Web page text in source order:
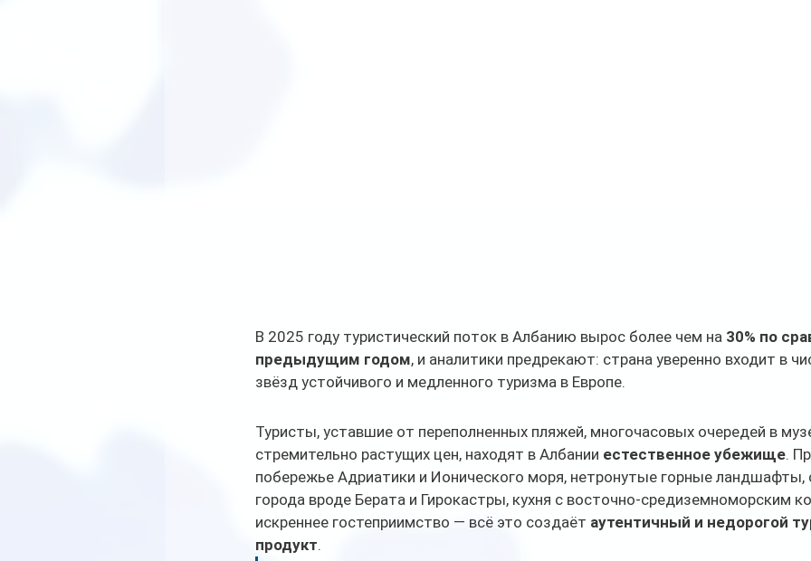
В 2025 году туристический поток в Албанию вырос более чем на 30% по
предыдущим годом, и аналитики предрекают: страна уверенно входит в
звёзд устойчивого и медленного туризма в Европе.
Туристы, уставшие от переполненных пляжей, многочасовых очередей в
стремительно растущих цен, находят в Албании естественное убежище.
побережье Адриатики и Ионического моря, нетронутые горные ландшафты,
города вроде Берата и Гирокастры, кухня с восточно-средиземноморским
искреннее гостеприимство — всё это создаёт аутентичный и недорогой
продукт.